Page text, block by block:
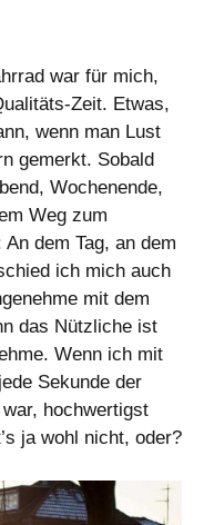
war für mich,
Zeit. Etwas,
wenn man Lust
gemerkt. Sobald
Wochenende,
Weg zum
dem Tag, an dem
ich mich auch
mit dem
das Nützliche ist
Wenn ich mit
Sekunde der
hochwertigst
ja wohl nicht, oder?